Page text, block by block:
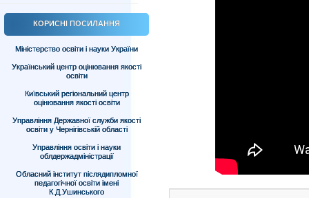
КОРИСНІ ПОСИЛАННЯ
Міністерство освіти і науки України
Український центр оцінювання якості
освіти
Київський регіональний центр
оцінювання якості освіти
Управління Державної служби якості
освіти у Чернігівській області
Управління освіти і науки
облдержадміністрації
Обласний інститут післядипломної
педагогічної освіти імені
К.Д.Ушинського